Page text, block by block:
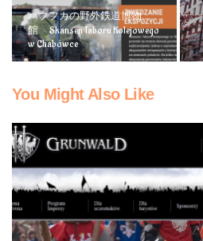
ハブフカの野外鉄道博物
館 Skansen Taboru Kolejowego
w Chabówce
You Might Also Like